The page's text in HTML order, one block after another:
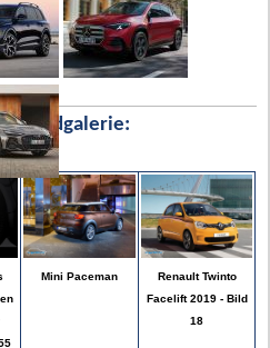
Bildgalerie:
Mini Paceman
Renault Twinto
Facelift 2019 - Bild
18